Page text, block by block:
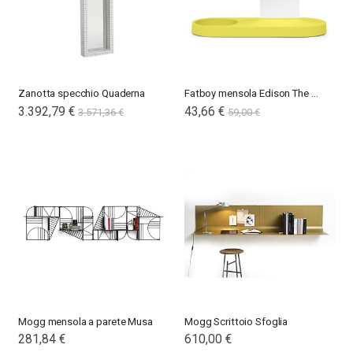
Zanotta specchio Quaderna
Special
Price
3.392,79 € 3.571,36 €
Fatboy mensola Edison The Petit Residence
43,66 € 59,00 €
Mogg mensola a parete Musa
281,84 €
Mogg Scrittoio Sfoglia
610,00 €